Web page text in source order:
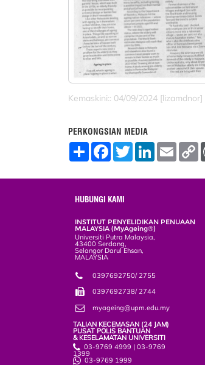
Kemaskini:: 04/09/2024 [lizamdnor]
PERKONGSIAN MEDIA
S
r
F
e
o
o
T
w
t
L
k
E
m
i
C
y
HUBUNGI KAMI
INSTITUT PENYELIDIKAN PENUAAN
MALAYSIA (MyAgeing®)
Universiti Putra Malaysia,
43400 Serdang,
Selangor Darul Ehsan,
MALAYSIA
0397692750/ 2755
0397692738/ 2744
myageing@upm.edu.my
TALIAN KECEMASAN (24 JAM)
PUSAT POLIS BANTUAN
& KESELAMATAN UNIVERSITI
03-9769 4999 | 03-9769
1399
03-9769 1999